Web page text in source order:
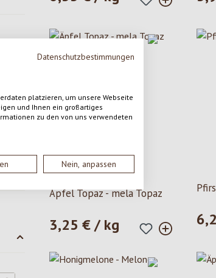
Datenschutzbestimmungen
platzieren, um unsere Webseite
und Ihnen ein großartiges
zu den von uns verwendeten
Nein, anpassen
Äpfel Topaz - mela Topaz
Prezzo normale:
3,25 € / kg